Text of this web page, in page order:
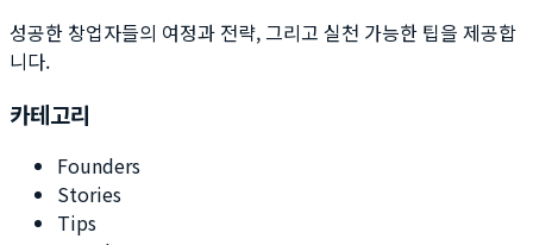
성공한 창업자들의 여정과 전략, 그리고 실천 가능한 팁을 제공합
니다.
카테고리
Founders
Stories
Tips